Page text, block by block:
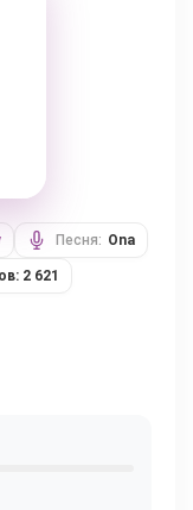
Песня: Ona
2 621